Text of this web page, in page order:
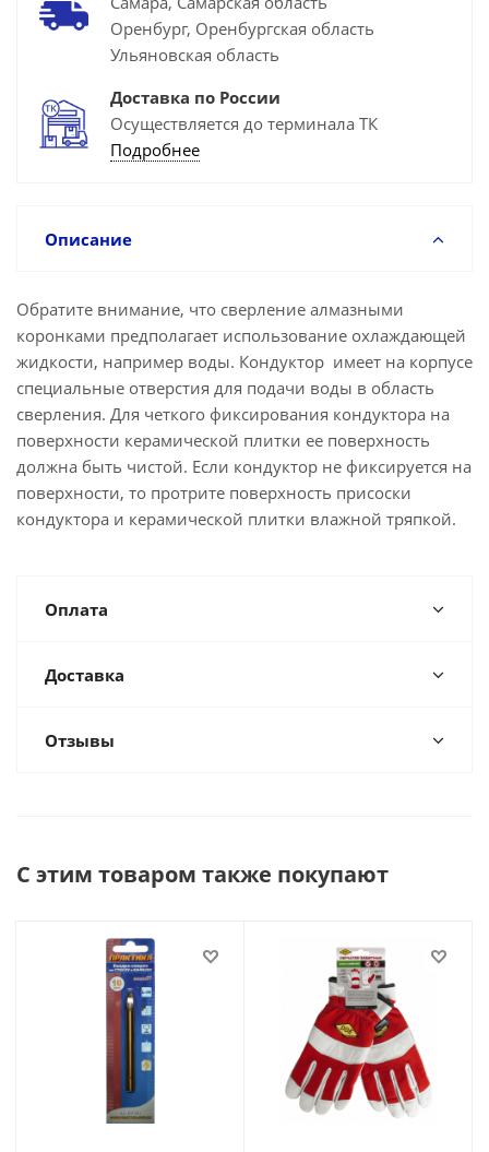
Оренбург, Оренбургская область
Ульяновская область
Доставка по России
Осуществляется до терминала ТК
Подробнее
Описание
Обратите внимание, что сверление алмазными
коронками предполагает использование охлаждающей
жидкости, например воды. Кондуктор имеет на корпусе
специальные отверстия для подачи воды в область
сверления. Для четкого фиксирования кондуктора на
поверхности керамической плитки ее поверхность
должна быть чистой. Если кондуктор не фиксируется на
поверхности, то протрите поверхность присоски
кондуктора и керамической плитки влажной тряпкой.
Оплата
Доставка
Отзывы
С этим товаром также покупают